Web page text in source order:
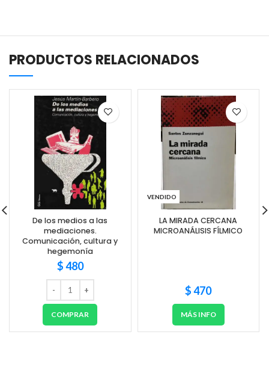
PRODUCTOS RELACIONADOS
De los medios a las
mediaciones.
Comunicación, cultura y
hegemonía
$480
COMPRAR
VENDIDO
LA MIRADA CERCANA
MICROANÁLISIS FÍLMICO
$470
MÁS INFO